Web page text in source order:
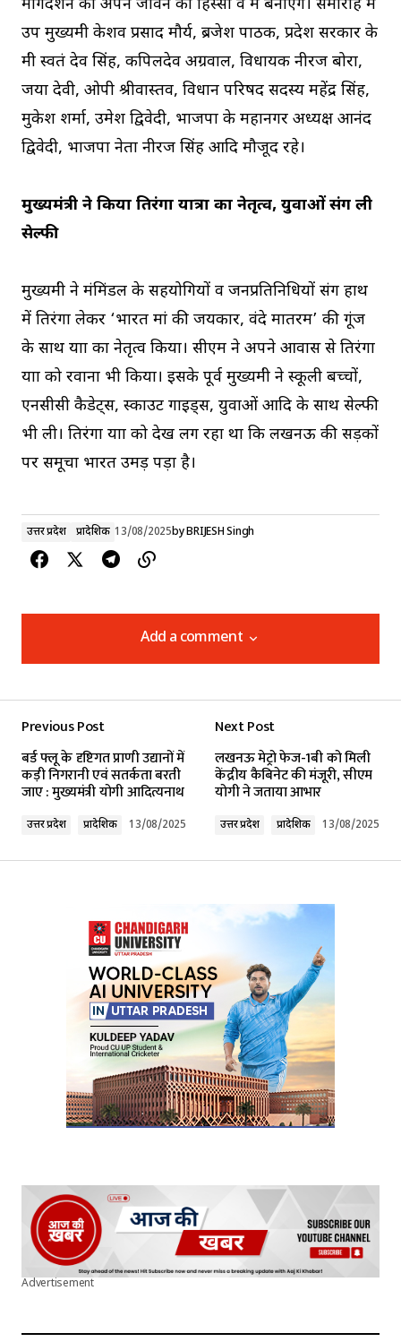
मार्गदर्शन को अपने जीवन का हिस्सा व मंत्र बनाएंगे। समारोह में
उप मुख्यमंत्री केशव प्रसाद मौर्य, ब्रजेश पाठक, प्रदेश सरकार के
मंत्री स्वतंत्र देव सिंह, कपिलदेव अग्रवाल, विधायक नीरज बोरा,
जया देवी, ओपी श्रीवास्तव, विधान परिषद सदस्य महेंद्र सिंह,
मुकेश शर्मा, उमेश द्विवेदी, भाजपा के महानगर अध्यक्ष आनंद
द्विवेदी, भाजपा नेता नीरज सिंह आदि मौजूद रहे।
मुख्यमंत्री ने किया तिरंगा यात्रा का नेतृत्व, युवाओं संग ली
सेल्फी
मुख्यमंत्री ने मंत्रिमंडल के सहयोगियों व जनप्रतिनिधियों संग हाथ
में तिरंगा लेकर ‘भारत मां की जयकार, वंदे मातरम’ की गूंज
के साथ यात्रा का नेतृत्व किया। सीएम ने अपने आवास से तिरंगा
यात्रा को रवाना भी किया। इसके पूर्व मुख्यमंत्री ने स्कूली बच्चों,
एनसीसी कैडेट्स, स्काउट गाइड्स, युवाओं आदि के साथ सेल्फी
भी ली। तिरंगा यात्रा को देख लग रहा था कि लखनऊ की सड़कों
पर समूचा भारत उमड़ पड़ा है।
उत्तर प्रदेश प्रादेशिक 13/08/2025byBRIJESH Singh
Add a comment
Add a comment
Required fields are marked*
Your Name*
Your E-mail*
Submit Comment
Previous Post
बर्ड फ्लू के दृष्टिगत प्राणी उद्यानों में
कड़ी निगरानी एवं सतर्कता बरती
जाए : मुख्यमंत्री योगी आदित्यनाथ
उत्तर प्रदेश प्रादेशिक 13/08/2025
Next Post
लखनऊ मेट्रो फेज-1बी को मिली
केंद्रीय कैबिनेट की मंजूरी, सीएम
योगी ने जताया आभार
उत्तर प्रदेश प्रादेशिक 13/08/2025
Advertisement